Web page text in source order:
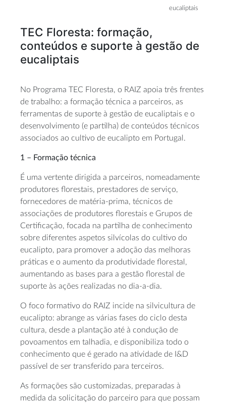
eucaliptais
TEC Floresta: formação,
conteúdos e suporte à gestão de
eucaliptais
No Programa TEC Floresta, o RAIZ apoia três frentes
de trabalho: a formação técnica a parceiros, as
ferramentas de suporte à gestão de eucaliptais e o
desenvolvimento (e partilha) de conteúdos técnicos
associados ao cultivo de eucalipto em Portugal.
1 – Formação técnica
É uma vertente dirigida a parceiros, nomeadamente
produtores florestais, prestadores de serviço,
fornecedores de matéria-prima, técnicos de
associações de produtores florestais e Grupos de
Certificação, focada na partilha de conhecimento
sobre diferentes aspetos silvícolas do cultivo do
eucalipto, para promover a adoção das melhoras
práticas e o aumento da produtividade florestal,
aumentando as bases para a gestão florestal de
suporte às ações realizadas no dia-a-dia.
O foco formativo do RAIZ incide na silvicultura de
eucalipto: abrange as várias fases do ciclo desta
cultura, desde a plantação até à condução de
povoamentos em talhadia, e disponibiliza todo o
conhecimento que é gerado na atividade de I&D
passível de ser transferido para terceiros.
As formações são customizadas, preparadas à
medida da solicitação do parceiro para que possam